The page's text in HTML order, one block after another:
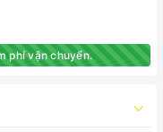
phí vận chuyển.